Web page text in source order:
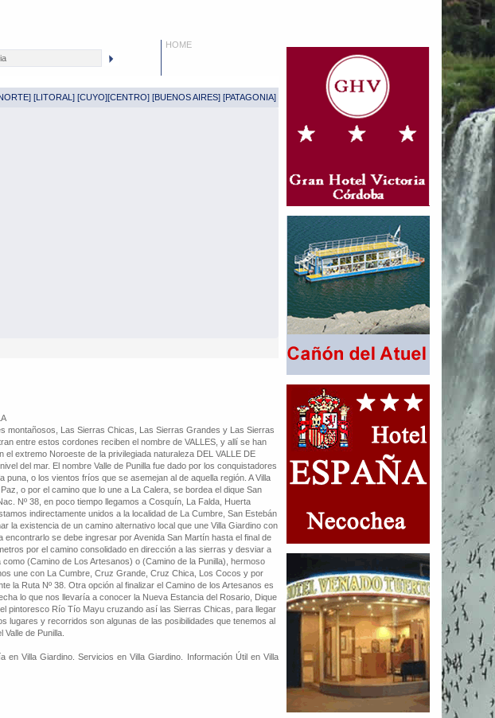
HOME
] [LITORAL ] [CUYO][CENTRO] [BUENOS AIRES] [PATAGONIA]
montañosos, Las Sierras Chicas, Las Sierras Grandes y Las Sierras
entre estos cordones reciben el nombre de VALLES, y allí se han
el extremo Noroeste de la privilegiada naturaleza DEL VALLE DE
del mar. El nombre Valle de Punilla fue dado por los conquistadores
puna, o los vientos fríos que se asemejan al de aquella región. A Villa
o por el camino que lo une a La Calera, se bordea el dique San
Nº 38, en poco tiempo llegamos a Cosquín, La Falda, Huerta
indirectamente unidos a la localidad de La Cumbre, San Estebán
la existencia de un camino alternativo local que une Villa Giardino con
encontrarlo se debe ingresar por Avenida San Martín hasta el final de
por el camino consolidado en dirección a las sierras y desviar a
(Camino de Los Artesanos) o (Camino de la Punilla), hermoso
une con La Cumbre, Cruz Grande, Cruz Chica, Los Cocos y por
la Ruta Nº 38. Otra opción al finalizar el Camino de los Artesanos es
lo que nos llevaría a conocer la Nueva Estancia del Rosario, Dique
pintoresco Río Tío Mayu cruzando así las Sierras Chicas, para llegar
lugares y recorridos son algunas de las posibilidades que tenemos al
de Punilla.
en Villa Giardino. Servicios en Villa Giardino. Información Útil en Villa